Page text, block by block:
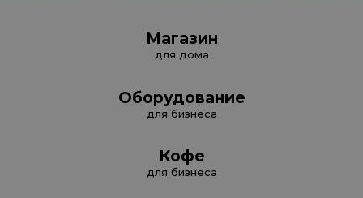
Магазин
для дома
Оборудование
для бизнеса
Кофе
для бизнеса